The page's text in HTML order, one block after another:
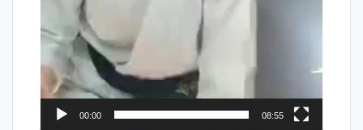
00:00 08:55